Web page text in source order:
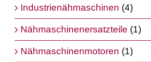
Industrienähmaschinen (4)
Nähmaschinenersatzteile (1)
Nähmaschinenmotoren (1)